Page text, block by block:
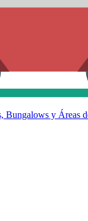
Bungalows y Áreas